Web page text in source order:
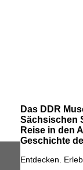
Das DDR
Sächsischen
Reise in den
Geschichte
Entdecken.